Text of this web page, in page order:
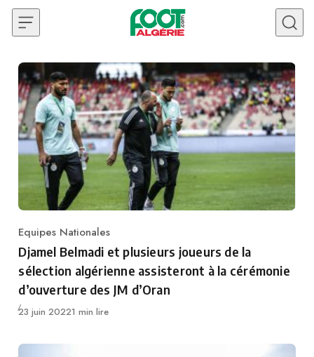
Skip to content
Category
Equipes Nationales
Djamel Belmadi et plusieurs joueurs de la
sélection algérienne assisteront à la cérémonie
d’ouverture des JM d’Oran
Publié
23 juin 20221 min lire